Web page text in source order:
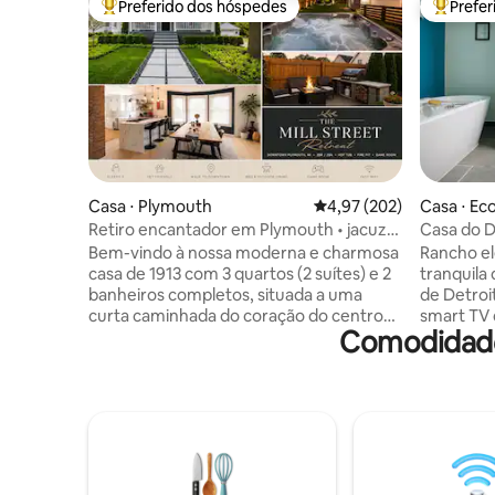
Entre os melhores preferidos dos hóspedes
Preferido dos hóspedes
Casa ⋅ Plymouth 4,97 de uma avaliação
4,97 (202)
Retiro encantador em Plymouth • jacuzzi
• lareira
Bem-vindo à nossa moderna e charmosa
casa de 1913 com 3 quartos (2 suítes) e 2
banheiros completos, situada a uma
curta caminhada do coração do centro
de Plymouth. Com uma pontuação de
caminhada de 75, esta é uma localização
Aeroporto Metropolitano do Condado
de Wayne, em → Detroit ✈ 20 minutos →
Entre
Casa ⋅
Casa do
molhado
Rancho
tranquila
de Detroit. Wi-fi de alta
smart TV
spa,